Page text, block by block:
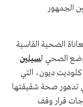
عن أعين الجمهور
الصحية القاسية
الصحي لسيلين
ديون، التي
تدهور صحة شقيقتها
جات قرار وقف